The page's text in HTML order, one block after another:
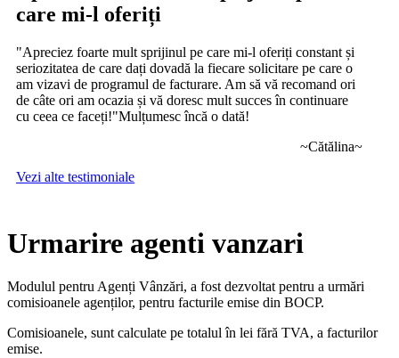
care mi-l oferiți
"Apreciez foarte mult sprijinul pe care mi-l oferiți constant și
seriozitatea de care dați dovadă la fiecare solicitare pe care o
am vizavi de programul de facturare. Am să vă recomand ori
de câte ori am ocazia și vă doresc mult succes în continuare
cu ceea ce faceți!"Mulțumesc încă o dată!
~Cătălina~
Vezi alte testimoniale
Urmarire agenti vanzari
Modulul pentru Agenți Vânzări, a fost dezvoltat pentru a urmări
comisioanele agenților, pentru facturile emise din BOCP.
Comisioanele, sunt calculate pe totalul în lei fără TVA, a facturilor
emise.